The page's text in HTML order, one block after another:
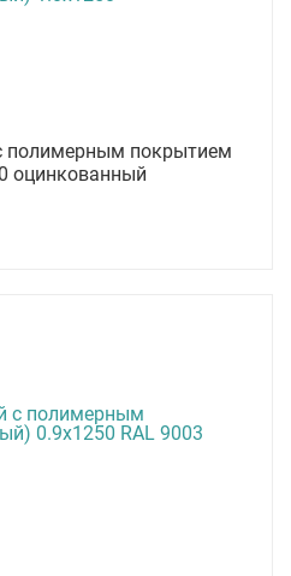
полимерным покрытием
оцинкованный